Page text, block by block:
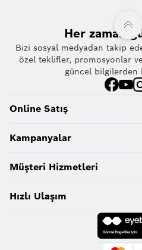
Her zaman
Bizi sosyal medyadan takip
özel teklifler, promosyonlar
güncel bilgilerden
Online Satış
Kampanyalar
Müşteri Hizmetleri
Hızlı Ulaşım